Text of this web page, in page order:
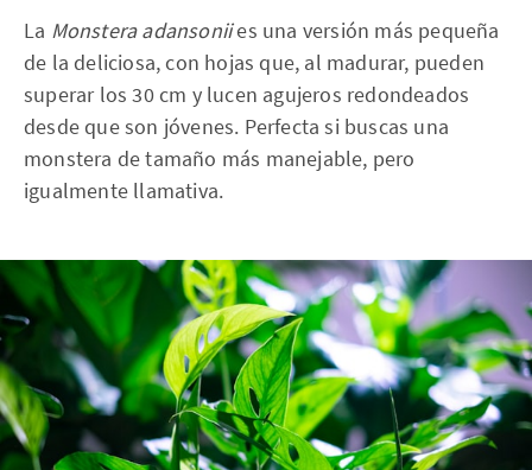
La Monstera adansoniies una versión más pequeña
de la deliciosa, con hojas que, al madurar, pueden
superar los 30 cm y lucen agujeros redondeados
desde que son jóvenes. Perfecta si buscas una
monstera de tamaño más manejable, pero
igualmente llamativa.